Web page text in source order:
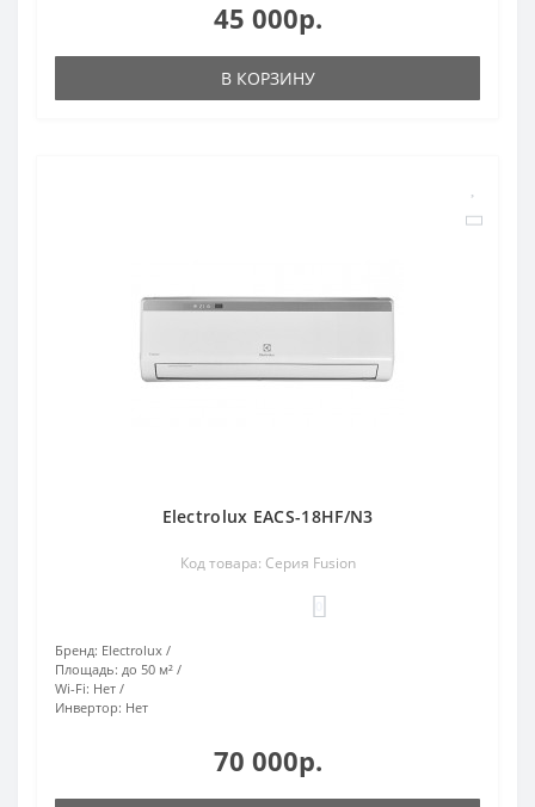
45 000р.
В КОРЗИНУ
Electrolux EACS-18HF/N3
Код товара: Серия Fusion
Бренд: Electrolux
Площадь: до 50 м²
Wi-Fi: Нет
Инвертор: Нет
70 000р.